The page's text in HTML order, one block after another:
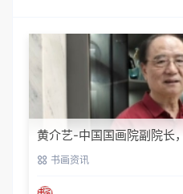
黄介艺-中国国画院副院长
席 书画资讯